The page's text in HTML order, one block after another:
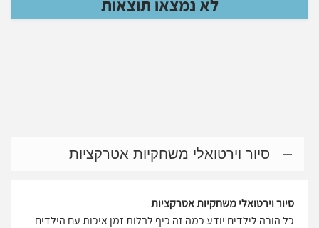
לא נמצאו תוצאות
סיור וירטואלי משחקיות אטרקציות
סיור וירטואלי משחקיות אטרקציות
כל הורה לילדים יודע כמה זה כיף לבלות זמן איכות עם הילדים.